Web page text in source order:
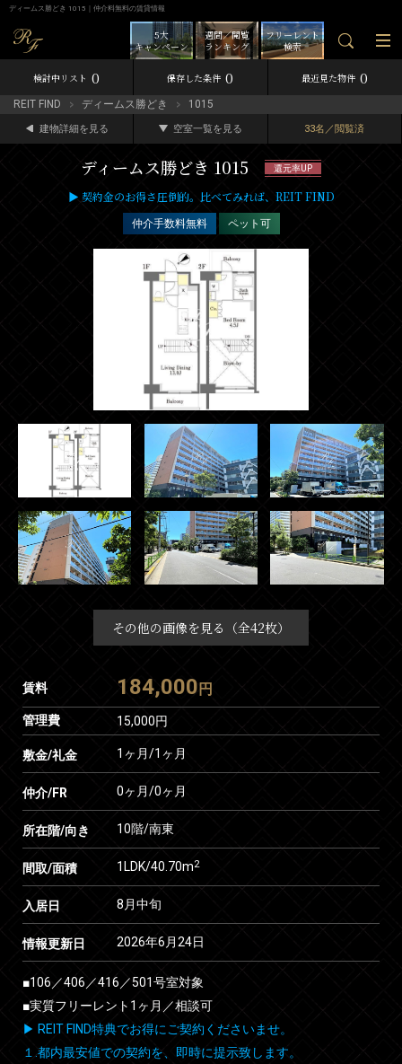
ディームス勝どき 1015｜仲介料無料の賃貸情報
フリーレント
検索
週間／閲覧
ランキング
5大
キャンペーン
検討中リスト 0 保存した条件 0 最近見た物件 0
REIT FIND ディームス勝どき 1015
建物詳細を見る 空室一覧を見る 33名／閲覧済
ディームス勝どき 1015 還元率UP
▶ 契約金のお得さ圧倒的。比べてみれば、REIT FIND
仲介手数料無料 ペット可
その他の画像を見る（全42枚）
賃料 184,000 円
管理費 15,000円
敷金/礼金 1ヶ月/1ヶ月
仲介/FR 0ヶ月/0ヶ月
所在階/向き 10階/南東
間取/面積 1LDK/40.70m2
入居日 8月中旬
情報更新日 2026年6月24日
■106／406／416／501号室対象
■実質フリーレント1ヶ月／相談可
▶ REIT FIND特典でお得にご契約くださいませ。
１.都内最安値での契約を、即時に提示致します。